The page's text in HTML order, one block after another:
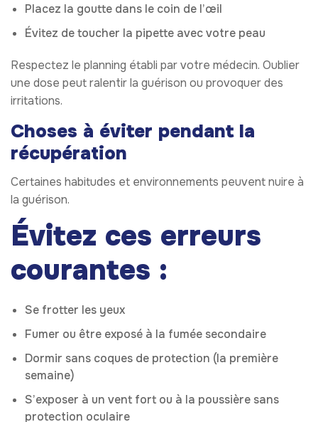
Placez la goutte dans le coin de l’œil
Évitez de toucher la pipette avec votre peau
Respectez le planning établi par votre médecin. Oublier
une dose peut ralentir la guérison ou provoquer des
irritations.
Choses à éviter pendant la
récupération
Certaines habitudes et environnements peuvent nuire à
la guérison.
Évitez ces erreurs
courantes :
Se frotter les yeux
Fumer ou être exposé à la fumée secondaire
Dormir sans coques de protection (la première
semaine)
S’exposer à un vent fort ou à la poussière sans
protection oculaire